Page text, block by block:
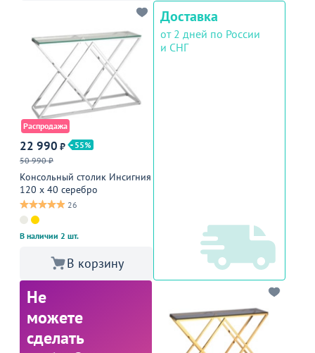
Распродажа
22 990 ₽
55
50 990 ₽
Консольный столик Инсигния
120 х 40 серебро
26
В наличии 2 шт.
В корзину
Доставка
от 2 дней по России
и СНГ
Не
можете
сделать